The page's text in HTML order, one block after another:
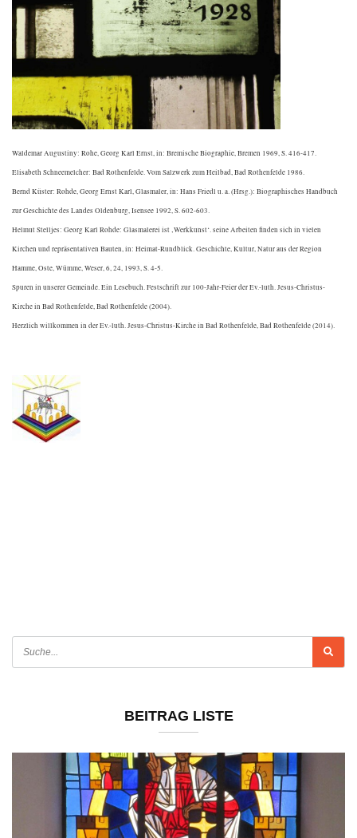
Waldemar Augustiny: Rohe, Georg Karl Ernst, in: Bremische Biographie, Bremen 1969, S. 416-417.
Elisabeth Schneemelcher: Bad Rothenfelde. Vom Salzwerk zum Heilbad, Bad Rothenfelde 1986.
Bernd Küster: Rohde, Georg Ernst Karl, Glasmaler, in: Hans Friedl u. a. (Hrsg.): Biographisches Handbuch
zur Geschichte des Landes Oldenburg, Isensee 1992, S. 602-603.
Helmut Stelljes: Georg Karl Rohde: Glasmalerei ist ‚Werkkunst‘. seine Arbeiten finden sich in vielen
Kirchen und repräsentativen Bauten, in: Heimat-Rundblick. Geschichte, Kultur, Natur aus der Region
Hamme, Oste, Wümme, Weser, 6, 24, 1993, S. 4-5.
Spuren in unserer Gemeinde. Ein Lesebuch. Festschrift zur 100-Jahr-Feier der Ev.-luth. Jesus-Christus-
Kirche in Bad Rothenfelde, Bad Rothenfelde (2004).
Herzlich willkommen in der Ev.-luth. Jesus-Christus-Kirche in Bad Rothenfelde, Bad Rothenfelde (2014).
BEITRAG LISTE